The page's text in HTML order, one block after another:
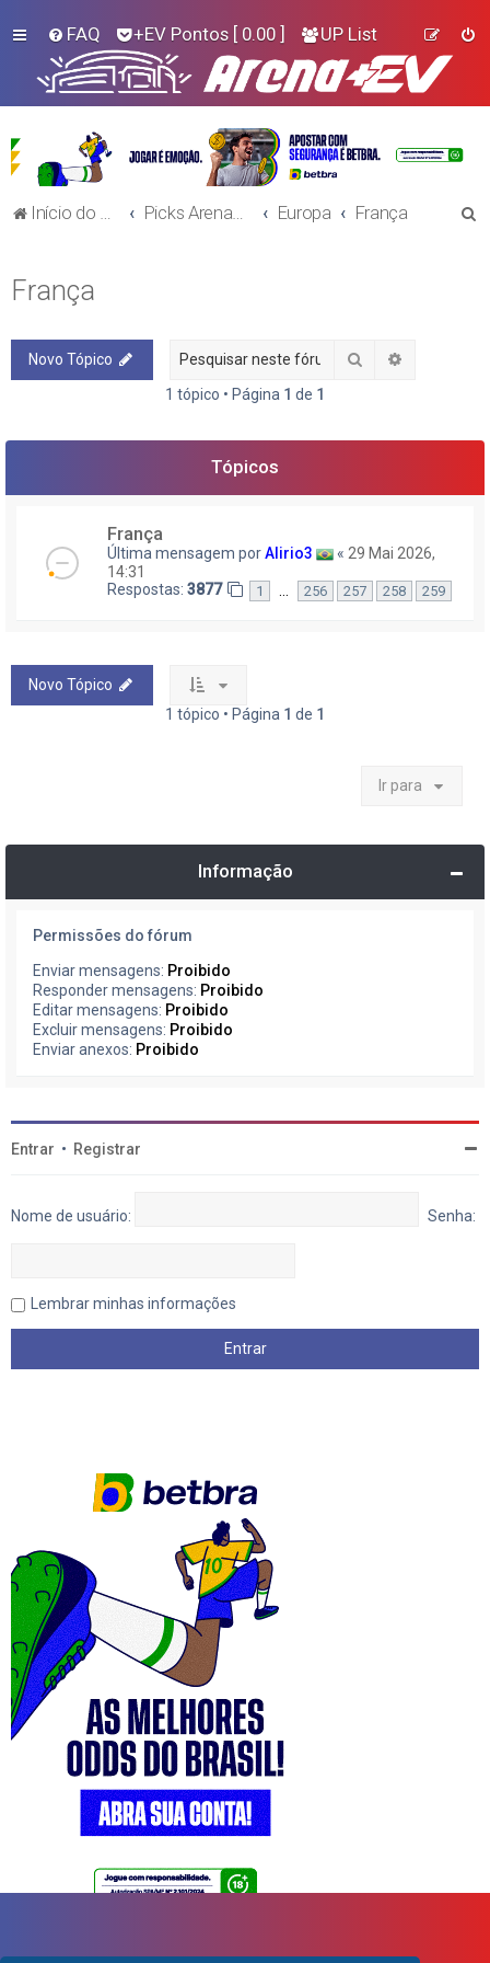
FAQ +EV Pontos [ 0.00 ] UP List
Início do Fórum! Europa França
França
Novo Tópico Pesquisar
1 tópico • Página 1 de 1
Tópicos
França
Última mensagem porAlirio3 « 29 Mai 2026,
14:31
Respostas: 3877 1 256 257 258 259
Novo Tópico
1 tópico • Página 1 de 1
Ir para
Informação
Permissões do fórum
Enviar mensagens: Proibido
Responder mensagens: Proibido
Editar mensagens: Proibido
Excluir mensagens: Proibido
Enviar anexos: Proibido
Entrar • Registrar
Nome de usuário: Senha:
Lembrar minhas informações